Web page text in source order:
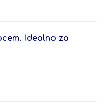
Idealno za